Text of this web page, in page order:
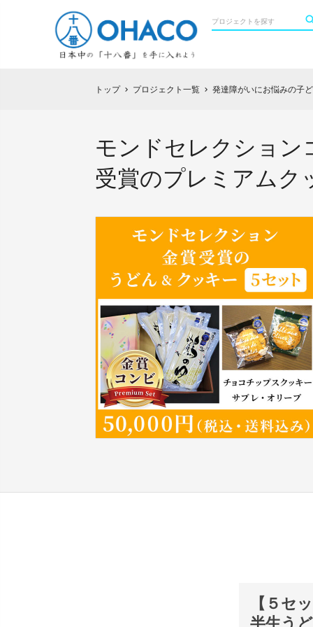
トップ chevron_right プロジェクト一覧 chevron_right 発達障がいにお悩みの子
モンドセレクション
受賞のプレミアムク
【５セ
半生う